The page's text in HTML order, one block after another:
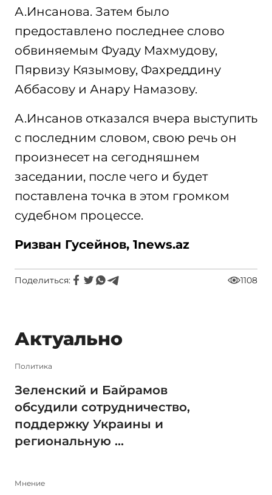
А.Инсанова. Затем было
предоставлено последнее слово
обвиняемым Фуаду Махмудову,
Пярвизу Кязымову, Фахреддину
Аббасову и Анару Намазову.
А.Инсанов отказался вчера выступить
с последним словом, свою речь он
произнесет на сегодняшнем
заседании, после чего и будет
поставлена точка в этом громком
судебном процессе.
Ризван Гусейнов, 1news.az
Поделиться: 1108
Актуально
Политика
Зеленский и Байрамов
обсудили сотрудничество,
поддержку Украины и
региональную ...
Мнение